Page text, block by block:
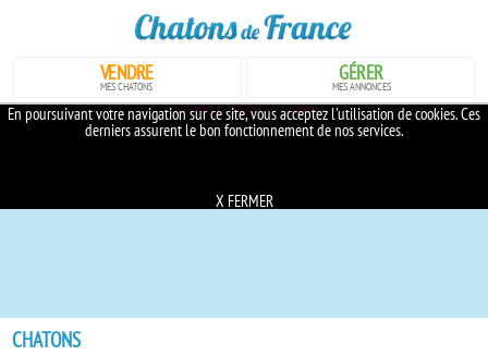
En poursuivant votre navigation sur ce site, vous acceptez l'utilisation de cookies. Ces
derniers assurent le bon fonctionnement de nos services.
En savoir plus sur les cookies
X FERMER
VENDRE
MES CHATONS
GÉRER
MES ANNONCES
CHATONS